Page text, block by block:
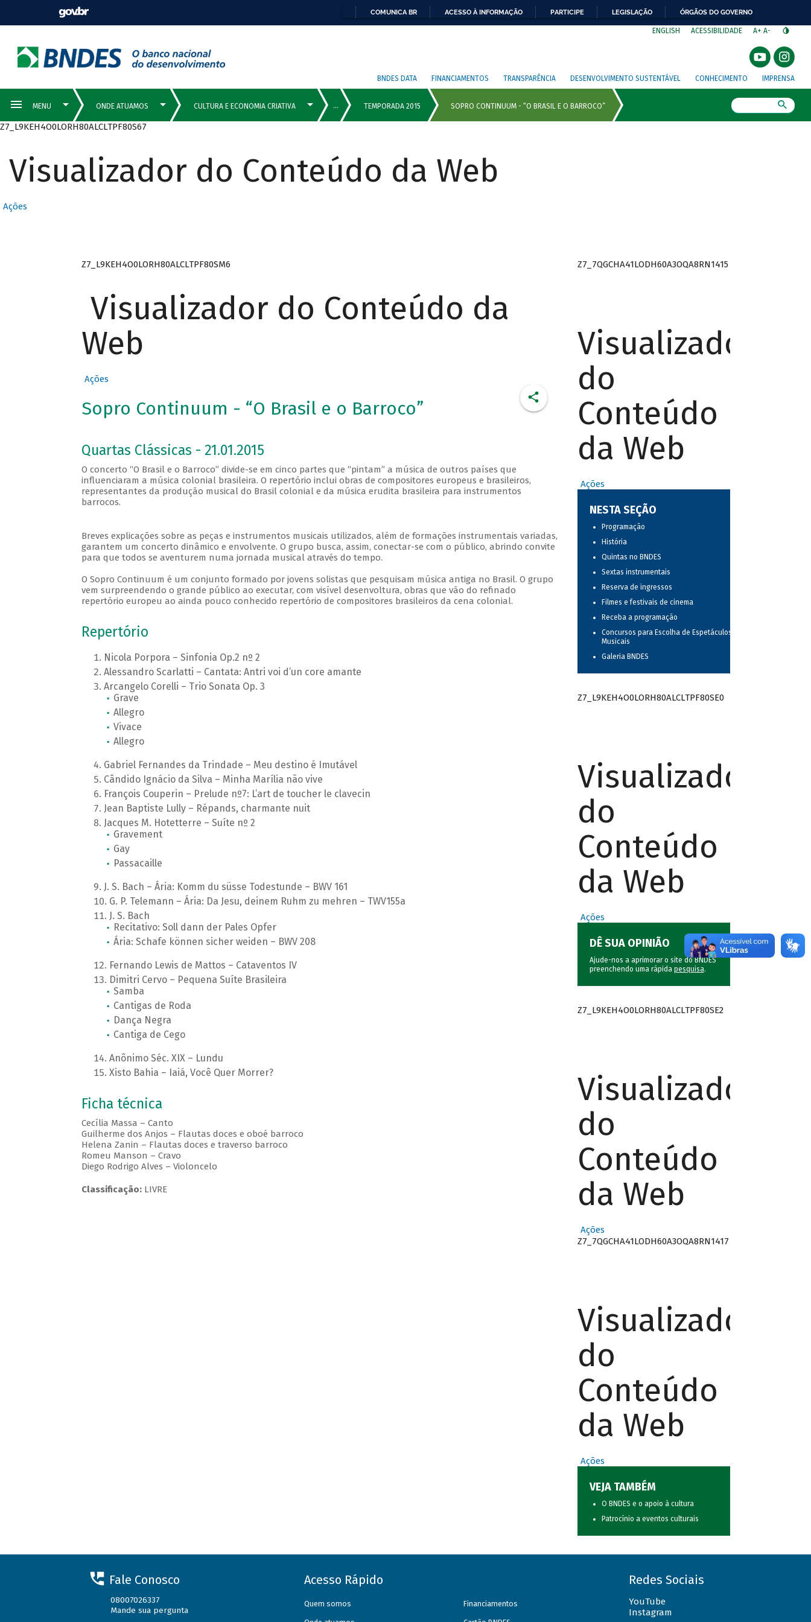
COMUNICA BR ACESSO À INFORMAÇÃO PARTICIPE LEGISLAÇÃO ÓRGÃOS DO GOVERNO
ENGLISH ACESSIBILIDADE A+ A-
BNDES DATA FINANCIAMENTOS TRANSPARÊNCIA DESENVOLVIMENTO SUSTENTÁVEL CONHECIMENTO IMPRENSA
Z7_L9KEH4O0LORH80ALCLTPF80S67
Visualizador do Conteúdo da Web
Ações
Z7_L9KEH4O0LORH80ALCLTPF80SM6
Visualizador do Conteúdo da
Web
Ações
Sopro Continuum - “O Brasil e o Barroco”
Quartas Clássicas - 21.01.2015
O concerto “O Brasil e o Barroco” divide-se em cinco partes que “pintam” a música de outros países que
influenciaram a música colonial brasileira. O repertório inclui obras de compositores europeus e brasileiros,
representantes da produção musical do Brasil colonial e da música erudita brasileira para instrumentos
barrocos.
Breves explicações sobre as peças e instrumentos musicais utilizados, além de formações instrumentais variadas,
garantem um concerto dinâmico e envolvente. O grupo busca, assim, conectar-se com o público, abrindo convite
para que todos se aventurem numa jornada musical através do tempo.
O Sopro Continuum é um conjunto formado por jovens solistas que pesquisam música antiga no Brasil. O grupo
vem surpreendendo o grande público ao executar, com visível desenvoltura, obras que vão do refinado
repertório europeu ao ainda pouco conhecido repertório de compositores brasileiros da cena colonial.
Repertório
Nicola Porpora – Sinfonia Op.2 nº 2
Alessandro Scarlatti – Cantata: Antri voi d’un core amante
Arcangelo Corelli – Trio Sonata Op. 3
Grave
Allegro
Vivace
Allegro
Gabriel Fernandes da Trindade – Meu destino é Imutável
Cândido Ignácio da Silva – Minha Marília não vive
François Couperin – Prelude nº7: L’art de toucher le clavecin
Jean Baptiste Lully – Répands, charmante nuit
Jacques M. Hotetterre – Suíte nº 2
Gravement
Gay
Passacaille
J. S. Bach – Ária: Komm du süsse Todestunde – BWV 161
G. P. Telemann – Ária: Da Jesu, deinem Ruhm zu mehren – TWV155a
J. S. Bach
Recitativo: Soll dann der Pales Opfer
Ária: Schafe können sicher weiden – BWV 208
Fernando Lewis de Mattos – Cataventos IV
Dimitri Cervo – Pequena Suíte Brasileira
Samba
Cantigas de Roda
Dança Negra
Cantiga de Cego
Anônimo Séc. XIX – Lundu
Xisto Bahia – Iaiá, Você Quer Morrer?
Ficha técnica
Cecília Massa – Canto
Guilherme dos Anjos – Flautas doces e oboé barroco
Helena Zanin – Flautas doces e traverso barroco
Romeu Manson – Cravo
Diego Rodrigo Alves – Violoncelo
Classificação:LIVRE
Z7_7QGCHA41LODH60A3OQA8RN1415
Visualizador
do
Conteúdo
da Web
Ações
NESTA SEÇÃO
Programação
História
Quintas no BNDES
Sextas instrumentais
Reserva de ingressos
Filmes e festivais de cinema
Receba a programação
Concursos para Escolha de Espetáculos
Musicais
Galeria BNDES
Z7_L9KEH4O0LORH80ALCLTPF80SE0
Visualizador
do
Conteúdo
da Web
Ações
DÊ SUA OPINIÃO
Ajude-nos a aprimorar o site do BNDES
preenchendo uma rápida pesquisa.
Z7_L9KEH4O0LORH80ALCLTPF80SE2
Visualizador
do
Conteúdo
da Web
Ações
Z7_7QGCHA41LODH60A3OQA8RN1417
Visualizador
do
Conteúdo
da Web
Ações
VEJA TAMBÉM
O BNDES e o apoio à cultura
Patrocínio a eventos culturais
Fale Conosco
08007026337
Mande sua pergunta
Acesso Rápido
Quem somos Financiamentos
Redes Sociais
YouTube
Instagram